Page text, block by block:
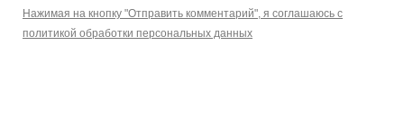
Нажимая на кнопку "Отправить комментарий", я соглашаюсь с
политикой обработки персональных данных